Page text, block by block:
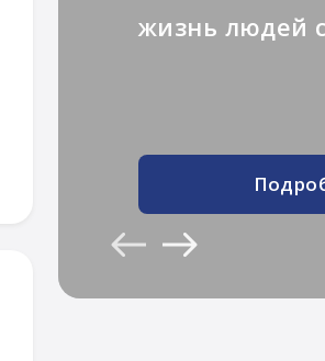
жизнь людей